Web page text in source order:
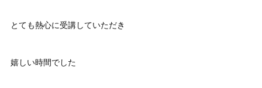
とても熱心に受講していただき
嬉しい時間でした